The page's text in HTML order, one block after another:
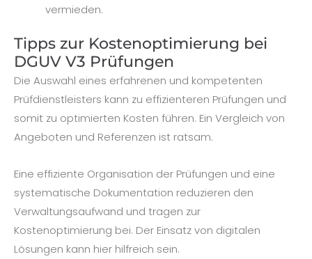
vermieden.
Tipps zur Kostenoptimierung bei
DGUV V3 Prüfungen
Die Auswahl eines erfahrenen und kompetenten
Prüfdienstleisters kann zu effizienteren Prüfungen und
somit zu optimierten Kosten führen. Ein Vergleich von
Angeboten und Referenzen ist ratsam.
Eine effiziente Organisation der Prüfungen und eine
systematische Dokumentation reduzieren den
Verwaltungsaufwand und tragen zur
Kostenoptimierung bei. Der Einsatz von digitalen
Lösungen kann hier hilfreich sein.